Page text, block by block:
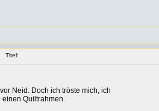
Titel:
Neid. Doch ich tröste mich, ich
einen Quiltrahmen.